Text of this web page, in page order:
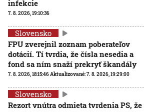
infekcie
7. 8. 2026, 19:10:36
Slovensko
FPU zverejnil zoznam poberateľov
dotácií. Tí tvrdia, že čísla nesedia a
fond sa ním snaží prekryť škandály
7. 8. 2026, 18:15:46Aktualizované:7. 8. 2026, 19:29:00
Slovensko
Rezort vnútra odmieta tvrdenia PS, že